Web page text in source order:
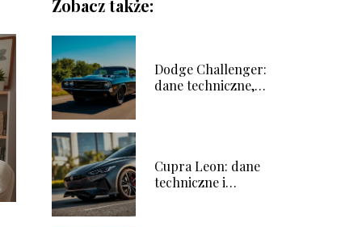
Zobacz także:
Dodge Challenger:
dane techniczne,
Cupra Leon: dane
techniczne i